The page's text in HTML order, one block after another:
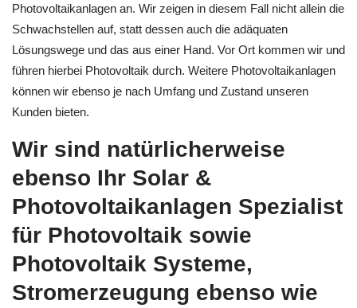
Photovoltaikanlagen an. Wir zeigen in diesem Fall nicht allein die
Schwachstellen auf, statt dessen auch die adäquaten
Lösungswege und das aus einer Hand. Vor Ort kommen wir und
führen hierbei Photovoltaik durch. Weitere Photovoltaikanlagen
können wir ebenso je nach Umfang und Zustand unseren
Kunden bieten.
Wir sind natürlicherweise
ebenso Ihr Solar &
Photovoltaikanlagen Spezialist
für Photovoltaik sowie
Photovoltaik Systeme,
Stromerzeugung ebenso wie